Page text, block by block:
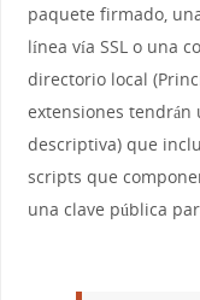
paquete firmado,
línea vía SSL o una
directorio local
extensiones
descriptiva) que
scripts que
una clave pública